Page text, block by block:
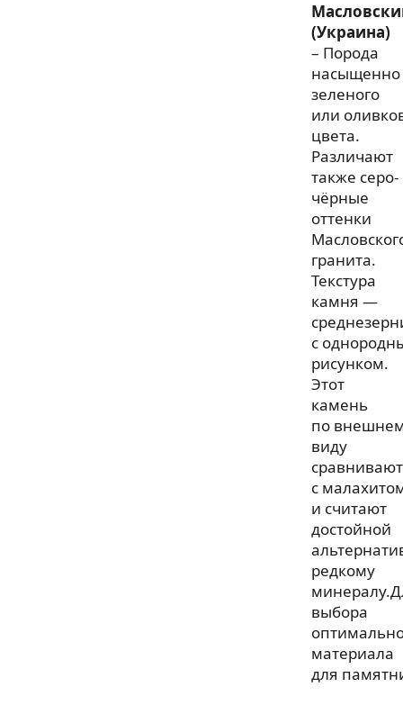
(Украина)
– Порода
насыщенно
зеленого
или
цвета.
Различают
также серо-
чёрные
оттенки
гранита.
Текстура
камня —
с
рисунком.
Этот
камень
по
виду
сравнивают
с
и считают
достойной
редкому
выбора
материала
для